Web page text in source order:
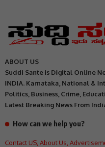
ABOUT US
Suddi Sante is Digital Online
INDIA. Karnataka, National &
Politics, Business, Crime,
Latest Breaking News From
How can we help you?
Contact US About Us